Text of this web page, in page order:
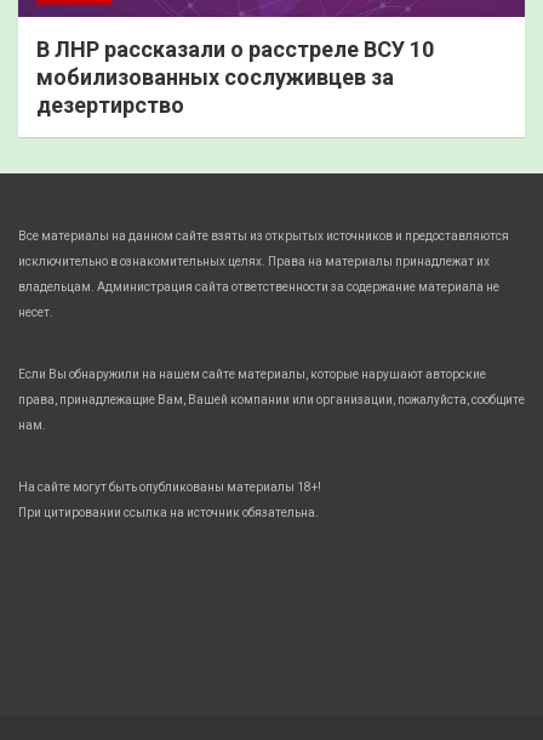
В ЛНР рассказали о расстреле ВСУ 10
мобилизованных сослуживцев за
дезертирство
Все материалы на данном сайте взяты из открытых источников и предоставляются
исключительно в ознакомительных целях. Права на материалы принадлежат их
владельцам. Администрация сайта ответственности за содержание материала не
несет.
Если Вы обнаружили на нашем сайте материалы, которые нарушают авторские
права, принадлежащие Вам, Вашей компании или организации, пожалуйста, сообщите
нам.
На сайте могут быть опубликованы материалы 18+!
При цитировании ссылка на источник обязательна.